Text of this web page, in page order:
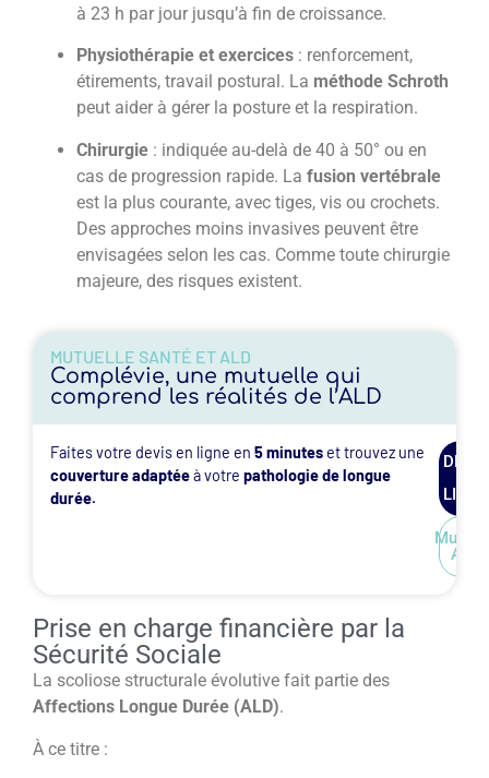
à 23 h par jour jusqu’à fin de croissance.
Physiothérapie et exercices : renforcement,
étirements, travail postural. La méthode Schroth
peut aider à gérer la posture et la respiration.
Chirurgie : indiquée au-delà de 40 à 50° ou en
cas de progression rapide. La fusion vertébrale
est la plus courante, avec tiges, vis ou crochets.
Des approches moins invasives peuvent être
envisagées selon les cas. Comme toute chirurgie
majeure, des risques existent.
MUTUELLE SANTÉ ET ALD
Complévie, une mutuelle qui
comprend les réalités de l’ALD
Faites votre devis en ligne en 5 minuteset trouvez une
couverture adaptéeà votre pathologie de longue
durée.
DEVIS
LIGNE
ALD
Prise en charge financière par la
Sécurité Sociale
La scoliose structurale évolutive fait partie des
Affections Longue Durée (ALD).
À ce titre :